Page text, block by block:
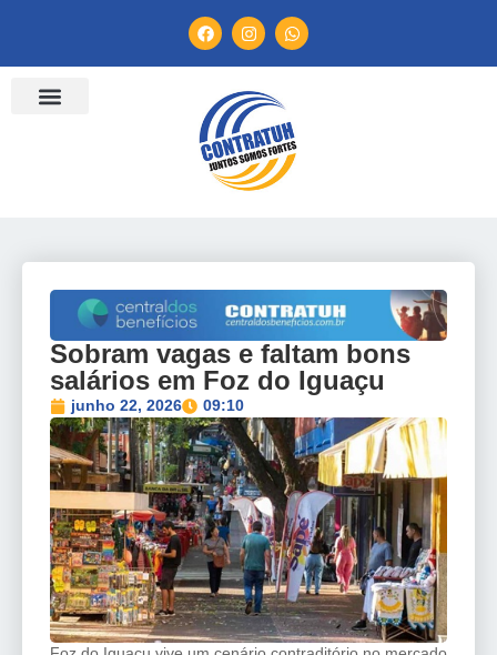
Sobram vagas e faltam bons
salários em Foz do Iguaçu
junho 22, 2026 09:10